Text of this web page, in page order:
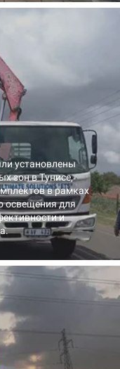
установлены
зон в Тунисе,
в рамках
освещения для
и